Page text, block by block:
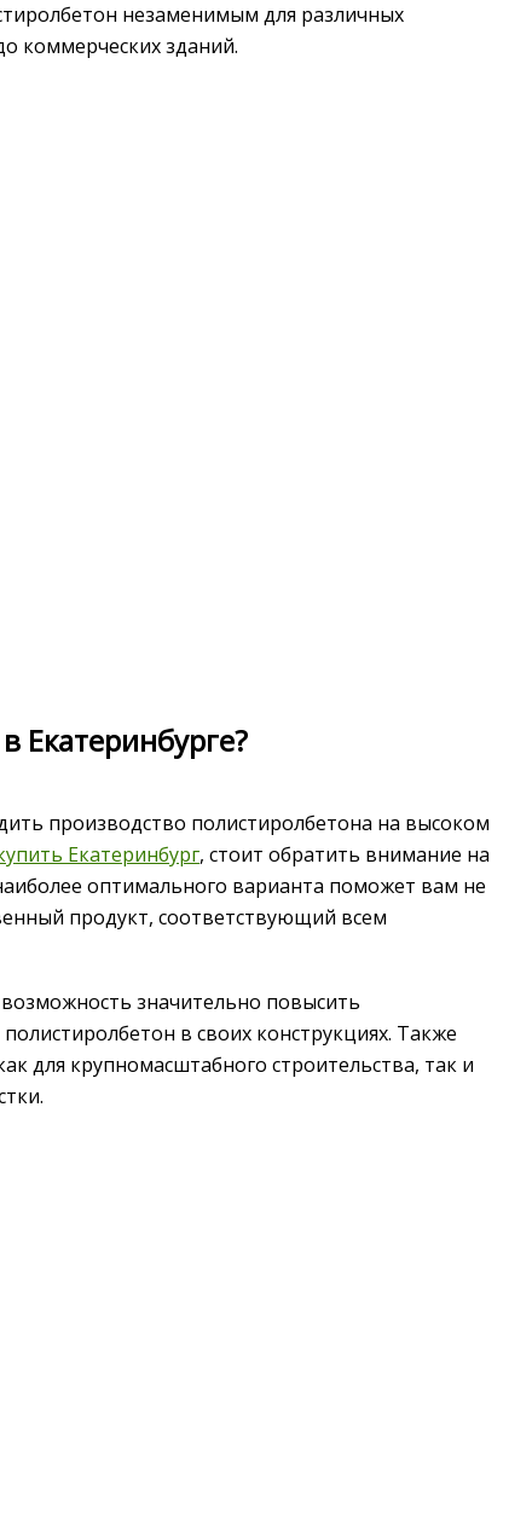
незаменимым для различных
коммерческих зданий.
Екатеринбурге?
производство полистиролбетона на высоком
Екатеринбург, стоит обратить внимание на
оптимального варианта поможет вам не
продукт, соответствующий всем
значительно повысить
в своих конструкциях. Также
для крупномасштабного строительства, так и